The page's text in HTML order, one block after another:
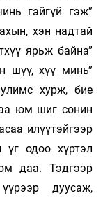
гайгүй гэж”
хэн надтай
ярьж байна”
шүү, хүү минь”
хурж, бие
юм шиг сонин
илүүтэйгээр
үг одоо хүртэл
даа. Тэдгээр
дуусаж,